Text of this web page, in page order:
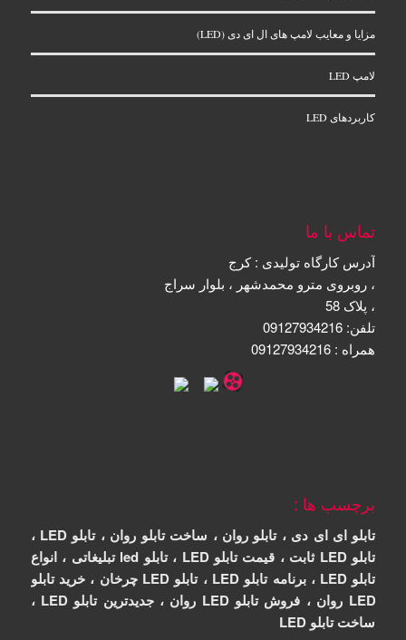
مزایا و معایب لامپ های ال ای دی (LED)
لامپ LED
کاربردهای LED
تماس با ما
آدرس کارگاه تولیدی :کرج
، روبروی مترو محمدشهر ، بلوار سراج
، پلاک 58
تلفن: 09127934216
همراه : 09127934216
برچسب ها :
تابلو ای ای دی ،تابلو روان ، ساخت تابلو روان ،تابلو LED ،
تابلو LED ثابت
، قیمت تابلو LED ،تابلو led تبلیغاتی ،انواع
تابلو LED
،برنامه تابلو LED ،تابلو LED چرخان ،خرید تابلو
LED روان
، فروش تابلو LED روان ،جدیدترین تابلو LED
،
ساخت تابلو LED